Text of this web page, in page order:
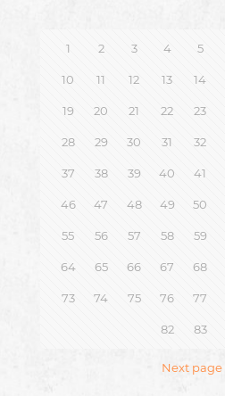
1 2 3 4 5
10 11 12 13 14
19 20 21 22 23
28 29 30 31 32
37 38 39 40 41
46 47 48 49 50
55 56 57 58 59
64 65 66 67 68
73 74 75 76 77
82 83
Next page